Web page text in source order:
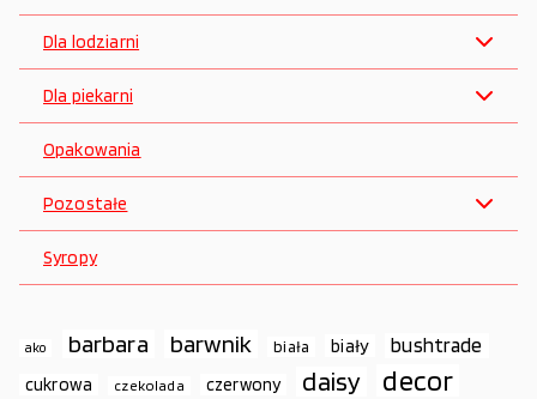
Dla lodziarni
Dla piekarni
Opakowania
Pozostałe
Syropy
ako barbara barwnik biała biały bushtrade
cukrowa czekolada czerwony daisy decor